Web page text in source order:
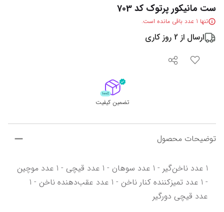
ست مانیکور پرتوک کد 703
تنها 1 عدد باقی مانده است.
ارسال از 2 روز کاری
تضمین کیفیت
توضیحات محصول
عدد قیچی دورگیر